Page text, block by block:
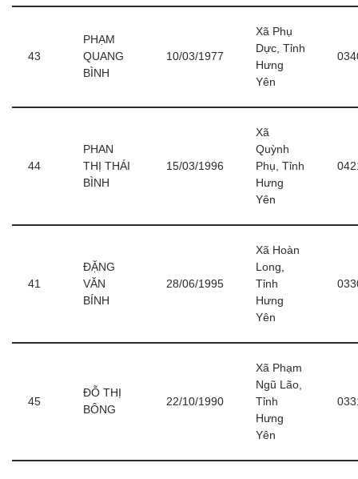
43
PHẠM
QUANG
BÌNH
10/03/1977
Xã Phụ
Dực, Tỉnh
Hưng
Yên
44
PHAN
THỊ THÁI
BÌNH
15/03/1996
Xã
Quỳnh
Phụ, Tỉnh
Hưng
Yên
41
ĐẶNG
VĂN
BÍNH
28/06/1995
Xã Hoàn
Long,
Tỉnh
Hưng
Yên
45
ĐỖ THỊ
BÔNG
22/10/1990
Xã Phạm
Ngũ Lão,
Tỉnh
Hưng
Yên